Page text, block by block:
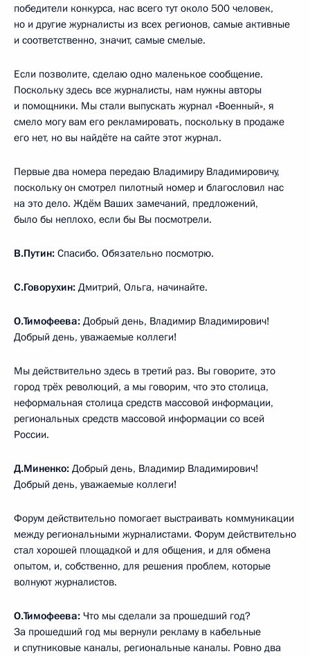
победители конкурса, нас всего тут около 500 человек,
но и другие журналисты из всех регионов, самые активные
и соответственно, значит, самые смелые.
Если позволите, сделаю одно маленькое сообщение.
Поскольку здесь все журналисты, нам нужны авторы
и помощники. Мы стали выпускать журнал «Военный», я
смело могу вам его рекламировать, поскольку в продаже
его нет, но вы найдёте на сайте этот журнал.
Первые два номера передаю Владимиру Владимировичу,
поскольку он смотрел пилотный номер и благословил нас
на это дело. Ждём Ваших замечаний, предложений,
было бы неплохо, если бы Вы посмотрели.
В.Путин: Спасибо. Обязательно посмотрю.
С.Говорухин: Дмитрий, Ольга, начинайте.
О.Тимофеева: Добрый день, Владимир Владимирович!
Добрый день, уважаемые коллеги!
Мы действительно здесь в третий раз. Вы говорите, это
город трёх революций, а мы говорим, что это столица,
неформальная столица средств массовой информации,
региональных средств массовой информации со всей
России.
Д.Миненко: Добрый день, Владимир Владимирович!
Добрый день, уважаемые коллеги!
Форум действительно помогает выстраивать коммуникации
между региональными журналистами. Форум действительно
стал хорошей площадкой и для общения, и для обмена
опытом, и, собственно, для решения проблем, которые
волнуют журналистов.
О.Тимофеева: Что мы сделали за прошедший год?
За прошедший год мы вернули рекламу в кабельные
и спутниковые каналы, региональные каналы. Ровно два